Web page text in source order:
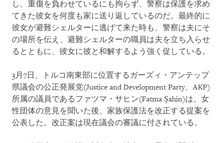
し、重傷を負わせているにも拘らず、警察は保護を求め
てきた彼女を何度も家に送り返しているのだ。最終的に
彼女が避難シェルターに逃げて来た時も、警察は夫にそ
の場所を伝え、避難シェルターの職員は夫を立ち入らせ
るとともに、彼女に彼と和解するよう強く促している。
3月7日、トルコ南東部に位置するガーズィ・アンテップ
県議会の公正発展党(Justice and Development Party、AKP)
所属の議員であるファツマ・サヒン(Fatma Şahin)は、女
性団体の意見を聞いた後、家族保護法を改正する提案を
公表した。改正案は現在議会の審議に付されている。